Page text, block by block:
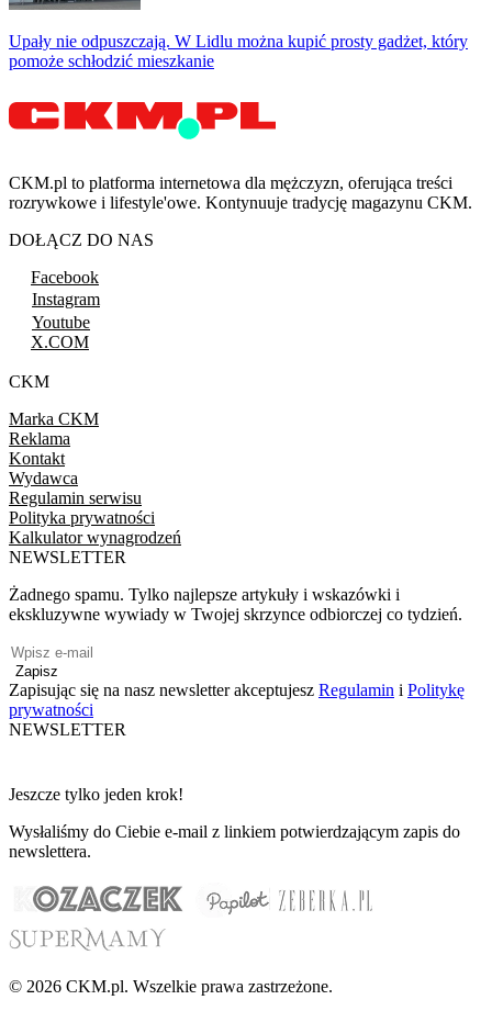
Upały nie odpuszczają. W Lidlu można kupić prosty gadżet, który
pomoże schłodzić mieszkanie
CKM.pl to platforma internetowa dla mężczyzn, oferująca treści
rozrywkowe i lifestyle'owe. Kontynuuje tradycję magazynu CKM.
DOŁĄCZ DO NAS
Facebook
Instagram
Youtube
X.COM
CKM
Marka CKM
Reklama
Kontakt
Wydawca
Regulamin serwisu
Polityka prywatności
Kalkulator wynagrodzeń
NEWSLETTER
Żadnego spamu. Tylko najlepsze artykuły i wskazówki i
ekskluzywne wywiady w Twojej skrzynce odbiorczej co tydzień.
Zapisz
Zapisując się na nasz newsletter akceptujesz Regulamin i Politykę
prywatności
NEWSLETTER
Jeszcze tylko jeden krok!
Wysłaliśmy do Ciebie e-mail z linkiem potwierdzającym zapis do
newslettera.
© 2026 CKM.pl. Wszelkie prawa zastrzeżone.